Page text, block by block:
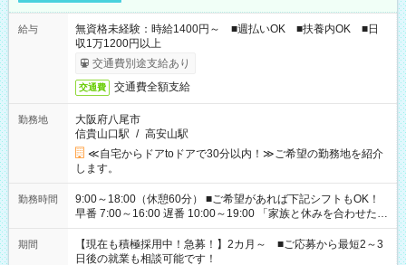
給与
無資格未経験：時給1400円～ ■週払いOK ■扶養内OK ■日
収1万1200円以上
交通費別途支給あり
交通費 交通費全額支給
勤務地
大阪府八尾市
信貴山口駅 / 高安山駅
≪自宅からドアtoドアで30分以内！≫ご希望の勤務地を紹介
します。
勤務時間
9:00～18:00（休憩60分） ■ご希望があれば下記シフトもOK！
早番 7:00～16:00 遅番 10:00～19:00 「家族と休みを合わせた
い」 「余裕を持って夕飯の準備がしたい」 「できれば残業はし
たくない」 など、ご希望を教えてくださいね。 ※Wワーク希望
の方へ 今ご覧のお仕事で希望する勤務時間と、もう1つのお仕事
期間
【現在も積極採用中！急募！】2カ月～ ■ご応募から最短2～3
日後の就業も相談可能です！